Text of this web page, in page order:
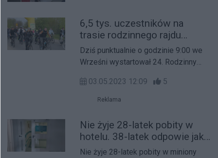
6,5 tys. uczestników na
trasie rodzinnego rajdu
rowerowego (galeria)
Dziś punktualnie o godzinie 9:00 we
Wrześni wystartował 24. Rodzinny
wyznaczono na ulicy Armii Poznań,
metę z kolei na boisku sportowym w
03.05.2023 12:09 5
Reklama
Nie żyje 28-latek pobity w
hotelu. 38-latek odpowie jak
za zabójstwo?
Nie żyje 28-latek pobity w miniony